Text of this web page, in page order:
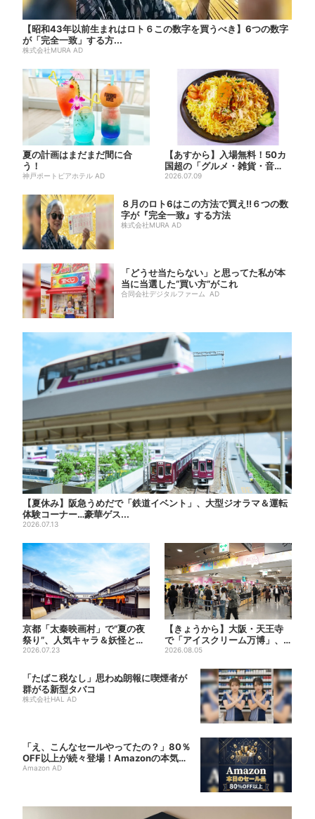
【昭和43年以前生まれはロト６この数字を買うべき】6つの数字
が「完全一致」する方...
株式会社MURA AD
夏の計画はまだまだ間に合
う！
神戸ポートピアホテル AD
【あすから】入場無料！50カ
国超の「グルメ・雑貨・音
楽」が集まる国際フェス、大
2026.07.09
８月のロト6はこの方法で買え!!６つの数
字が『完全一致』する方法
株式会社MURA AD
「どうせ当たらない」と思ってた私が本
当に当選した“買い方”がこれ
合同会社デジタルファーム AD
【夏休み】阪急うめだで「鉄道イベント」、大型ジオラマ＆運転
体験コーナー…豪華ゲス...
2026.07.13
京都「太秦映画村」で“夏の夜
祭り”、人気キャラ＆妖怪と盆
踊り…最恐お化け屋敷もリ...
2026.07.23
【きょうから】大阪・天王寺
で「アイスクリーム万博」、
全国34ブランド・100種超...
2026.08.05
「たばこ税なし」思わぬ朗報に喫煙者が
群がる新型タバコ
株式会社HAL AD
「え、こんなセールやってたの？」80％
OFF以上が続々登場！Amazonの本気
が...
Amazon AD